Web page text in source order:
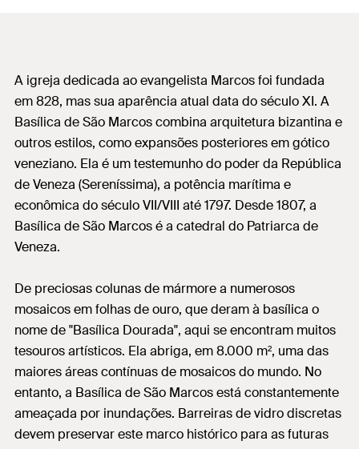
A igreja dedicada ao evangelista Marcos foi fundada
em 828, mas sua aparência atual data do século XI. A
Basílica de São Marcos combina arquitetura bizantina e
outros estilos, como expansões posteriores em gótico
veneziano. Ela é um testemunho do poder da República
de Veneza (Sereníssima), a potência marítima e
econômica do século VII/VIII até 1797. Desde 1807, a
Basílica de São Marcos é a catedral do Patriarca de
Veneza.
De preciosas colunas de mármore a numerosos
mosaicos em folhas de ouro, que deram à basílica o
nome de "Basílica Dourada", aqui se encontram muitos
tesouros artísticos. Ela abriga, em 8.000 m², uma das
maiores áreas contínuas de mosaicos do mundo. No
entanto, a Basílica de São Marcos está constantemente
ameaçada por inundações. Barreiras de vidro discretas
devem preservar este marco histórico para as futuras